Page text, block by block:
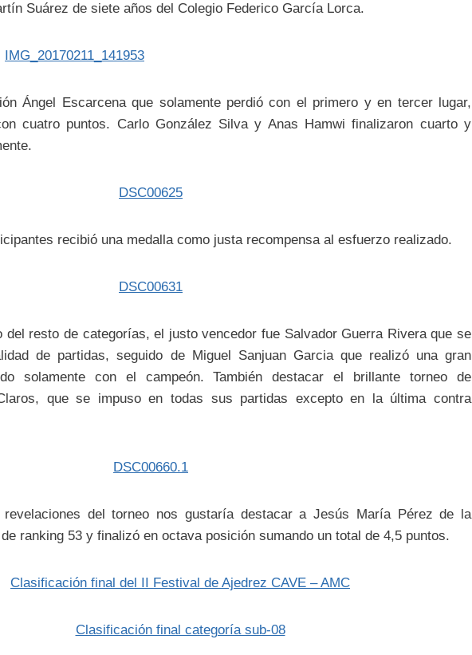
Suárez de siete años del Colegio Federico García Lorca.
Ángel Escarcena que solamente perdió con el primero y en tercer lugar,
cuatro puntos. Carlo González Silva y Anas Hamwi finalizaron cuarto y
recibió una medalla como justa recompensa al esfuerzo realizado.
del resto de categorías, el justo vencedor fue Salvador Guerra Rivera que se
de partidas, seguido de Miguel Sanjuan Garcia que realizó una gran
solamente con el campeón. También destacar el brillante torneo de
que se impuso en todas sus partidas excepto en la última contra
del torneo nos gustaría destacar a Jesús María Pérez de la
ranking 53 y finalizó en octava posición sumando un total de 4,5 puntos.
Clasificación final del II Festival de Ajedrez CAVE – AMC
Clasificación final categoría sub-08